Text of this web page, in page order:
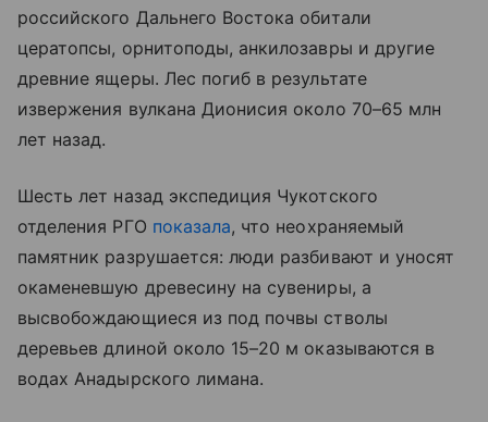
российского Дальнего Востока обитали
цератопсы, орнитоподы, анкилозавры и другие
древние ящеры. Лес погиб в результате
извержения вулкана Дионисия около 70–65 млн
лет назад.
Шесть лет назад экспедиция Чукотского
отделения РГО показала, что неохраняемый
памятник разрушается: люди разбивают и уносят
окаменевшую древесину на сувениры, а
высвобождающиеся из под почвы стволы
деревьев длиной около 15–20 м оказываются в
водах Анадырского лимана.